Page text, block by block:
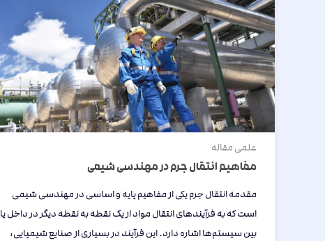
علمی مقاله
مفاهیم انتقال جرم در مهندسی شیمی
مقدمه انتقال جرم یکی از مفاهیم پایه و اساسی در مهندسی شیمی
است که به فرآیندهای انتقال مواد از یک نقطه به نقطه دیگر در داخل یا
بین سیستم‌ها اشاره دارد. این فرآیند در بسیاری از صنایع شیمیایی،